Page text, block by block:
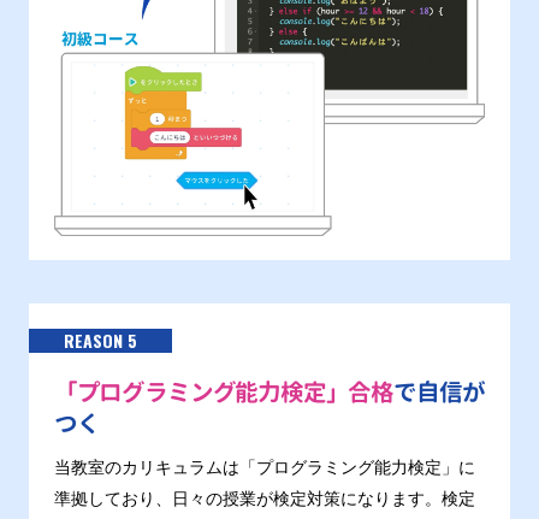
REASON 5
「プログラミング能力検定」合格で自信が
つく
当教室のカリキュラムは「プログラミング能力検定」に
準拠しており、日々の授業が検定対策になります。検定